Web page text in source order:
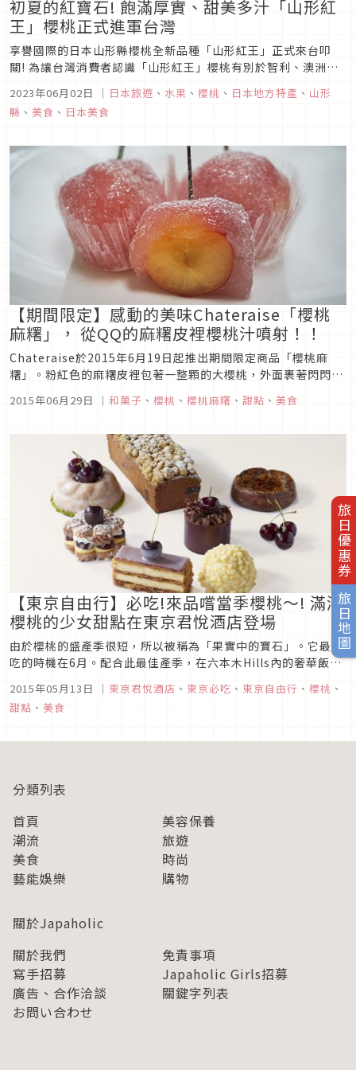
旅日優惠券
旅日地圖
初夏的紅寶石! 飽滿厚實、甜美多汁「山形紅
王」櫻桃正式進軍台灣
享譽國際的日本山形縣櫻桃全新品種「山形紅王」正式來台叩
關! 為讓台灣消費者認識「山形紅王」櫻桃有別於智利、澳洲、
推廣，並邀請台灣民眾六月櫻桃產季、直接前往山形縣櫻桃果園
進行採果之旅。
2023年06月02日 ｜ 日本旅遊 、 水果 、 櫻桃 、 日本地方特產 、 山形
縣 、 美食 、 日本美食
【期間限定】感動的美味Chateraise「櫻桃
麻糬」， 從QQ的麻糬皮裡櫻桃汁噴射！！
Chateraise於2015年6月19日起推出期間限定商品「櫻桃麻
糬」。粉紅色的麻糬皮裡包著一整顆的大櫻桃，外面裹著閃閃發
就非常討喜。吃起來是什麼滋味相當令人好奇，因此記者決定實
2015年06月29日 ｜ 和菓子 、 櫻桃 、 櫻桃麻糬 、 甜點 、 美食
【東京自由行】必吃!來品嚐當季櫻桃～! 滿滿
櫻桃的少女甜點在東京君悅酒店登場
由於櫻桃的盛產季很短，所以被稱為「果實中的寶石」。它最好
吃的時機在6月。配合此最佳產季，在六本木Hills內的奢華飯店
的甜點即將登場!!
2015年05月13日 ｜ 東京君悅酒店 、 東京必吃 、 東京自由行 、 櫻桃 、
甜點 、 美食
分類列表
首頁
美容保養
潮流
旅遊
美食
時尚
藝能娛樂
購物
關於Japaholic
關於我們
免責事項
寫手招募
Japaholic Girls招募
廣告、合作洽談
關鍵字列表
お問い合わせ